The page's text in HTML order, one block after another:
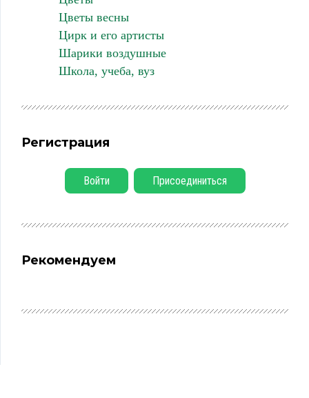
Цветы весны
Цирк и его артисты
Шарики воздушные
Школа, учеба, вуз
Регистрация
Войти Присоединиться
Рекомендуем